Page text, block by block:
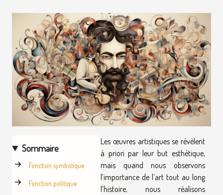
Sommaire
Fonction symbolique
Fonction politique
Les œuvres artistiques se révèlent
à priori par leur but esthétique,
mais quand nous observons
l’importance de l’art tout au long
l’histoire, nous réalisons